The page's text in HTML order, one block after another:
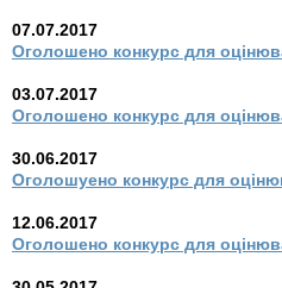
07.07.2017
Оголошено конкурс для
03.07.2017
Оголошено конкурс для
30.06.2017
Оголошуено конкурс для
12.06.2017
Оголошено конкурс для